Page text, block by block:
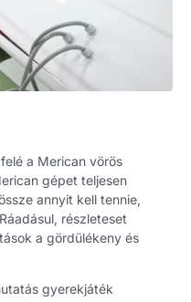
a Merican vörös
gépet teljesen
annyit kell tennie,
részleteset
a gördülékeny és
gyerekjáték